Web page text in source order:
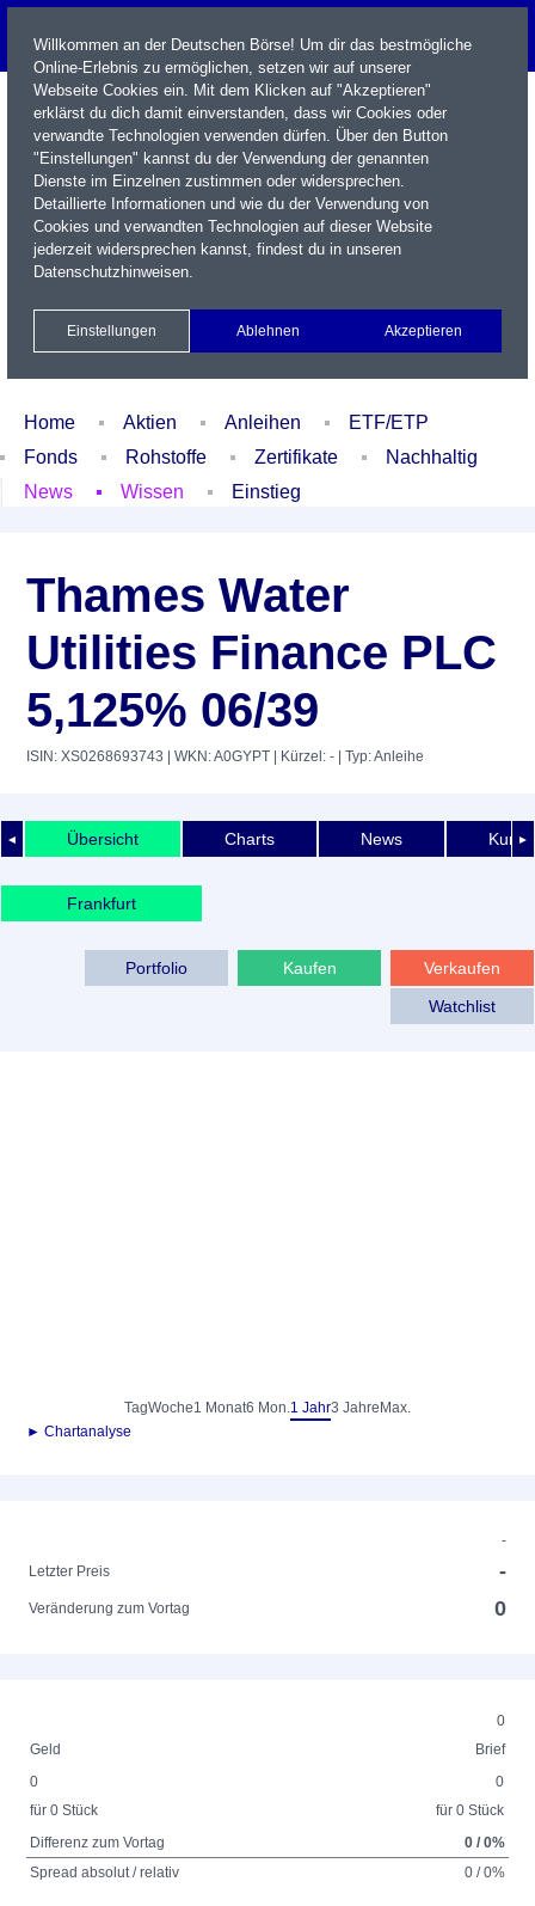
Name / WKN / ISIN / Kürzel
Xetra Realtime
Watchlist Portfolio Login
Home Aktien Anleihen
ETF/ETP
Fonds
Rohstoffe Zertifikate
Nachhaltig
News
Wissen Einstieg
Thames Water
Utilities Finance PLC
5,125% 06/39
ISIN: XS0268693743 | WKN: A0GYPT | Kürzel: - | Typ: Anleihe
◄ ►
Übersicht Charts News
Frankfurt
Verkaufen
Kaufen
Portfolio
Watchlist
TagWoche1 Monat6 Mon.1 Jahr3 Jahre Max.
► Chartanalyse
-
Letzter Preis
-
Veränderung zum Vortag 0
0
Geld
Brief
0
für 0 Stück
0
für 0 Stück
Differenz zum Vortag
0 / 0%
Spread absolut / relativ
0 / 0%
Willkommen an der Deutschen Börse! Um dir das bestmögliche
Online-Erlebnis zu ermöglichen, setzen wir auf unserer
Webseite Cookies ein. Mit dem Klicken auf "Akzeptieren"
erklärst du dich damit einverstanden, dass wir Cookies oder
verwandte Technologien verwenden dürfen. Über den Button
"Einstellungen" kannst du der Verwendung der genannten
Dienste im Einzelnen zustimmen oder widersprechen.
Detaillierte Informationen und wie du der Verwendung von
Cookies und verwandten Technologien auf dieser Website
jederzeit widersprechen kannst, findest du in unseren
Datenschutzhinweisen.
Einstellungen Ablehnen Akzeptieren